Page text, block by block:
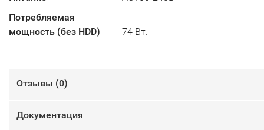
Потребляемая
мощность (без HDD)
74 Вт.
Отзывы (0)
Документация